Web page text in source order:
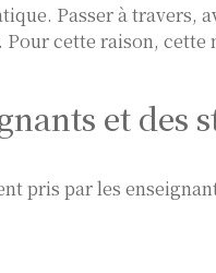
Passer à travers,
cette raison, cette
et des
pris par les